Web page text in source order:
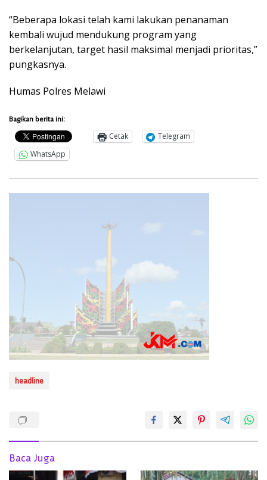
“Beberapa lokasi telah kami lakukan penanaman
kembali wujud mendukung program yang
berkelanjutan, target hasil maksimal menjadi prioritas,”
pungkasnya.
Humas Polres Melawi
Bagikan berita ini:
Cetak
Telegram
WhatsApp
headline
Baca Juga